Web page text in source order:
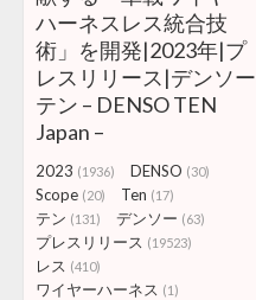
ハーネスレス統合技
術」を開発|2023年|プ
レスリリース|デンソー
テン – DENSO TEN
Japan –
2023 (1936) DENSO (30)
Scope (20) Ten (17)
テン (131) デンソー (63)
プレスリリース (19523)
レス (410)
ワイヤーハーネス (1)